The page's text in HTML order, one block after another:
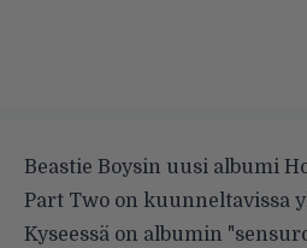
Beastie Boysin uusi albumi
Part Two on kuunneltavissa
Kyseessä on albumin